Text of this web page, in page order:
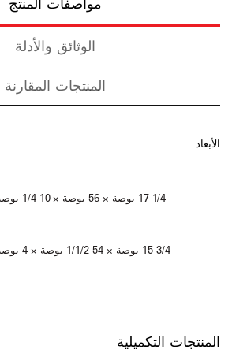
الوثائق والأدلة
المنتجات المقارنة
الأبعاد
17-1/4 بوصة × 56 بوصة × 10-1/4 بوصة (438 × 1422 × 260 مم)
15-3/4 بوصة × 54-1/1/2 بوصة × 4 بوصة (400 × 1384 × 102 مم)
المنتجات التكميلية